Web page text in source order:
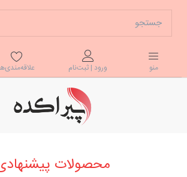
منو ورود | ثبت‌نام
محصولات